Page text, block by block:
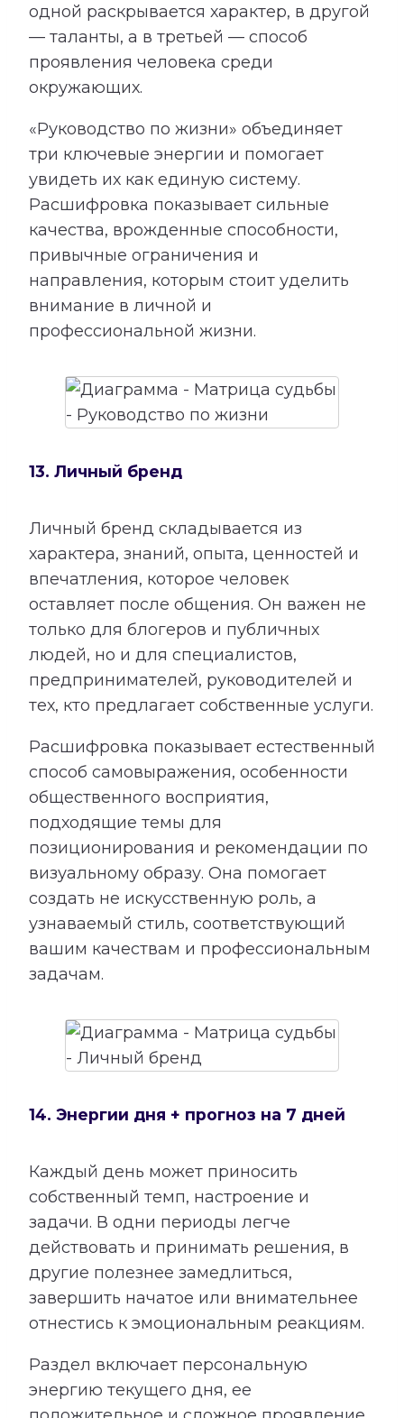
одной раскрывается характер, в другой
— таланты, а в третьей — способ
проявления человека среди
окружающих.
«Руководство по жизни» объединяет
три ключевые энергии и помогает
увидеть их как единую систему.
Расшифровка показывает сильные
качества, врожденные способности,
привычные ограничения и
направления, которым стоит уделить
внимание в личной и
профессиональной жизни.
13. Личный бренд
Личный бренд складывается из
характера, знаний, опыта, ценностей и
впечатления, которое человек
оставляет после общения. Он важен не
только для блогеров и публичных
людей, но и для специалистов,
предпринимателей, руководителей и
тех, кто предлагает собственные услуги.
Расшифровка показывает естественный
способ самовыражения, особенности
общественного восприятия,
подходящие темы для
позиционирования и рекомендации по
визуальному образу. Она помогает
создать не искусственную роль, а
узнаваемый стиль, соответствующий
вашим качествам и профессиональным
задачам.
14. Энергии дня + прогноз на 7 дней
Каждый день может приносить
собственный темп, настроение и
задачи. В одни периоды легче
действовать и принимать решения, в
другие полезнее замедлиться,
завершить начатое или внимательнее
отнестись к эмоциональным реакциям.
Раздел включает персональную
энергию текущего дня, ее